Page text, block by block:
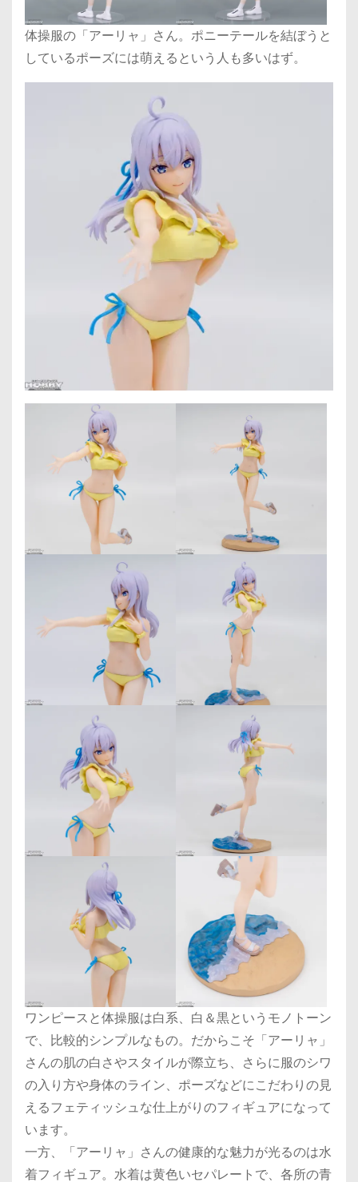
体操服の「アーリャ」さん。ポニーテールを結ぼうと
しているポーズには萌えるという人も多いはず。
ワンピースと体操服は白系、白＆黒というモノトーン
で、比較的シンプルなもの。だからこそ「アーリャ」
さんの肌の白さやスタイルが際立ち、さらに服のシワ
の入り方や身体のライン、ポーズなどにこだわりの見
えるフェティッシュな仕上がりのフィギュアになって
います。
一方、「アーリャ」さんの健康的な魅力が光るのは水
着フィギュア。水着は黄色いセパレートで、各所の青